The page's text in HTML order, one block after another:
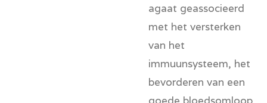
agaat geassocieerd
met het versterken
van het
immuunsysteem, het
bevorderen van een
goede bloedsomloop